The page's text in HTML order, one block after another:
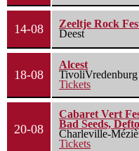
14-08
Zeeltje Rock
Deest
18-08
Alcest
Tickets
20-08
Cabaret Vert
Bad Seeds,
Charleville-
Tickets